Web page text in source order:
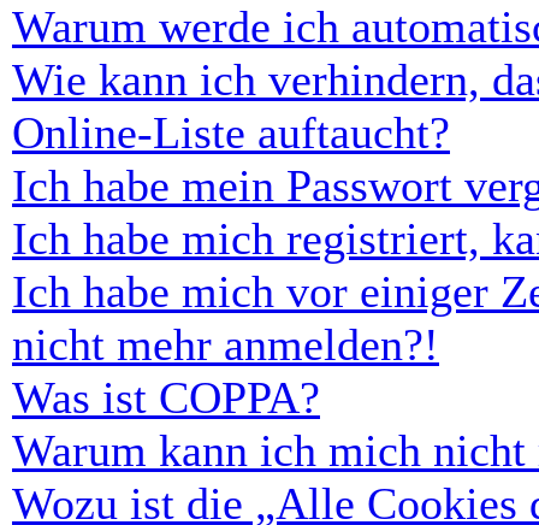
Warum werde ich
Wie kann ich verhindern,
Online-Liste auftaucht?
Ich habe mein Passwort
Ich habe mich registriert,
Ich habe mich vor einiger
nicht mehr anmelden?!
Was ist COPPA?
Warum kann ich mich nicht
Wozu ist die „Alle Cookies